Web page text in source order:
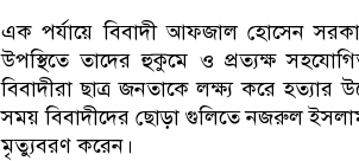
এক পর্যায়ে বিবাদী আফজাল হোসেন
উপস্থিতে তাদের হুকুমে ও প্রত্যক্ষ
বিবাদীরা ছাত্র জনতাকে লক্ষ্য করে হত্যার
সময় বিবাদীদের ছোড়া গুলিতে নজরুল
মৃত্যুবরণ করেন।